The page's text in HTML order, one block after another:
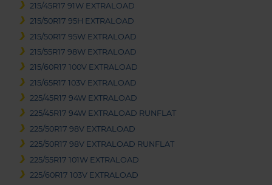
215/45R17 91W EXTRALOAD
215/50R17 95H EXTRALOAD
215/50R17 95W EXTRALOAD
215/55R17 98W EXTRALOAD
215/60R17 100V EXTRALOAD
215/65R17 103V EXTRALOAD
225/45R17 94W EXTRALOAD
225/45R17 94W EXTRALOAD RUNFLAT
225/50R17 98V EXTRALOAD
225/50R17 98V EXTRALOAD RUNFLAT
225/55R17 101W EXTRALOAD
225/60R17 103V EXTRALOAD